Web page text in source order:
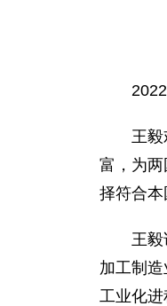
王
富，为
择符合
王毅
加工制
工业化